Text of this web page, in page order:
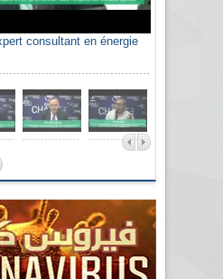
consultant en énergie